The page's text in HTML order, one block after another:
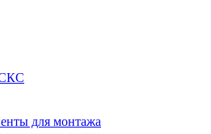
для монтажа